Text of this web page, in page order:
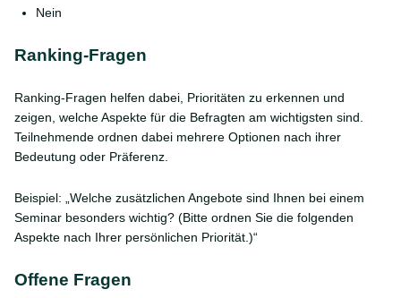
Nein
Ranking-Fragen
Ranking-Fragen helfen dabei, Prioritäten zu erkennen und
zeigen, welche Aspekte für die Befragten am wichtigsten sind.
Teilnehmende ordnen dabei mehrere Optionen nach ihrer
Bedeutung oder Präferenz.
Beispiel: „Welche zusätzlichen Angebote sind Ihnen bei einem
Seminar besonders wichtig? (Bitte ordnen Sie die folgenden
Aspekte nach Ihrer persönlichen Priorität.)“
Offene Fragen